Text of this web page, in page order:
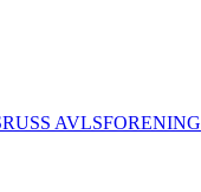
AVLSFORENING